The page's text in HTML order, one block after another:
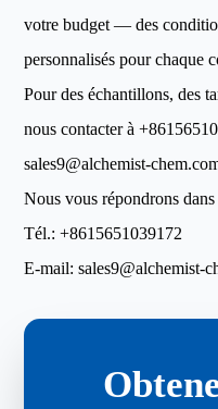
votre budget — des
personnalisés pour chaque
Pour des échantillons, des
nous contacter à
sales9@alchemist-
Nous vous répondrons
Tél.:+8615651039172
E-mail:sales9@alchemist-